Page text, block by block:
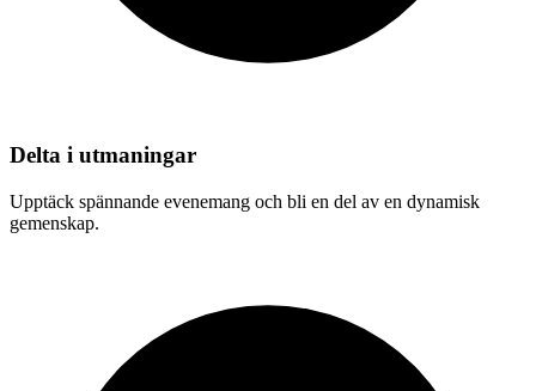
Delta i utmaningar
Upptäck spännande evenemang och bli en del av en dynamisk
gemenskap.